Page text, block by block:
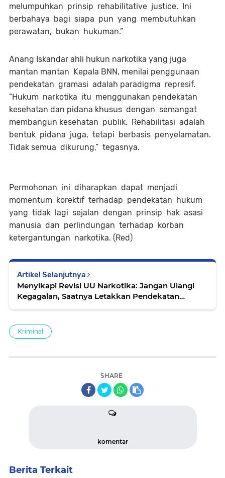
melumpuhkan prinsip rehabilitative justice. Ini
berbahaya bagi siapa pun yang membutuhkan
perawatan, bukan hukuman.”
Anang Iskandar ahli hukun narkotika yang juga
mantan mantan Kepala BNN, menilai penggunaan
pendekatan gramasi adalah paradigma represif.
“Hukum narkotika itu menggunakan pendekatan
kesehatan dan pidana khusus dengan semangat
membangun kesehatan publik. Rehabilitasi adalah
bentuk pidana juga, tetapi berbasis penyelamatan.
Tidak semua dikurung,” tegasnya.
Permohonan ini diharapkan dapat menjadi
momentum korektif terhadap pendekatan hukum
yang tidak lagi sejalan dengan prinsip hak asasi
manusia dan perlindungan terhadap korban
ketergantungan narkotika. (Red)
Artikel Selanjutnya
Menyikapi Revisi UU Narkotika: Jangan Ulangi
Kegagalan, Saatnya Letakkan Pendekatan
Kriminal
SHARE
komentar
Berita Terkait